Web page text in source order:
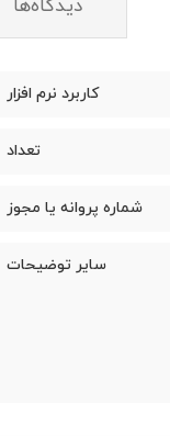
دیدگاه‌ها
کاربرد نرم افزار
تعداد
شماره پروانه یا مجوز
سایر توضیحات